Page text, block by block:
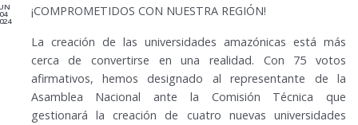
04 ¡COMPROMETIDOS CON NUESTRA REGIÓN!
La creación de las universidades amazónicas está más
cerca de convertirse en una realidad. Con 75 votos
afirmativos, hemos designado al representante de la
Asamblea Nacional ante la Comisión Técnica que
gestionará la creación de cuatro nuevas universidades